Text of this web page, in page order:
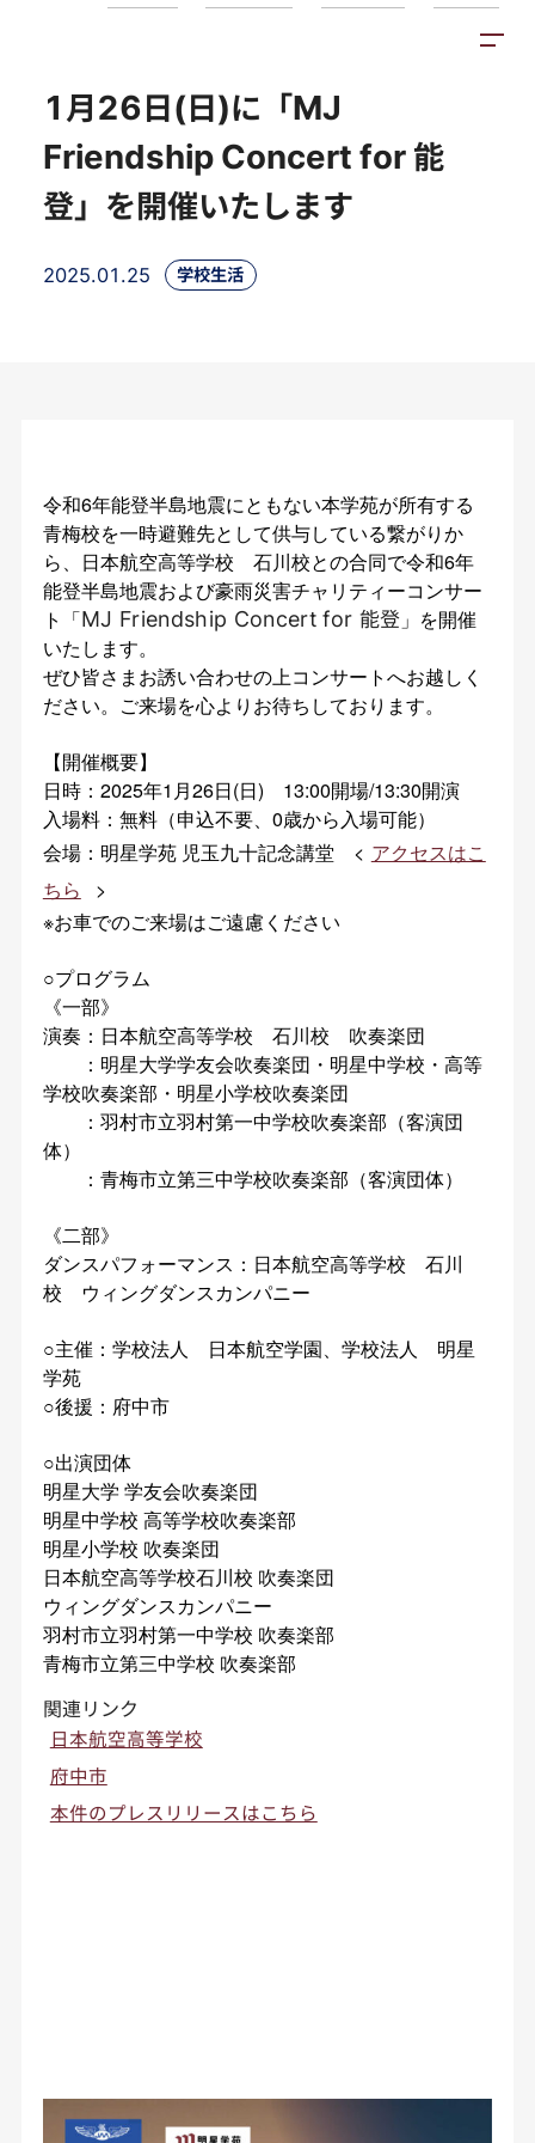
1月26日(日)に「MJ
Friendship Concert for 能
登」を開催いたします
2025.01.25 学校生活
令和6年能登半島地震にともない本学苑が所有する
青梅校を一時避難先として供与している繋がりか
ら、日本航空高等学校 石川校との合同で令和6年
能登半島地震および豪雨災害チャリティーコンサー
ト「 MJ Friendship Concert for 能登 」を開催
いたします。
ぜひ皆さまお誘い合わせの上コンサートへお越しく
ださい。ご来場を心よりお待ちしております。
【開催概要】
日時：2025年1月26日(日) 13:00開場/13:30開演
入場料：無料（申込不要、0歳から入場可能）
会場：明星学苑 児玉九十記念講堂 < アクセスはこ
ちら
>
※お車でのご来場はご遠慮ください
○プログラム
《一部》
演奏：日本航空高等学校 石川校 吹奏楽団
：明星大学学友会吹奏楽団・明星中学校・高等
学校吹奏楽部・明星小学校吹奏楽団
：羽村市立羽村第一中学校吹奏楽部（客演団
体）
：青梅市立第三中学校吹奏楽部（客演団体）
《二部》
ダンスパフォーマンス：日本航空高等学校 石川
校 ウィングダンスカンパニー
○主催：学校法人 日本航空学園、学校法人 明星
学苑
○後援：府中市
○出演団体
明星大学 学友会吹奏楽団
明星中学校 高等学校吹奏楽部
明星小学校 吹奏楽団
日本航空高等学校石川校 吹奏楽団
ウィングダンスカンパニー
羽村市立羽村第一中学校 吹奏楽部
青梅市立第三中学校 吹奏楽部
関連リンク
日本航空高等学校
府中市
本件のプレスリリースはこちら